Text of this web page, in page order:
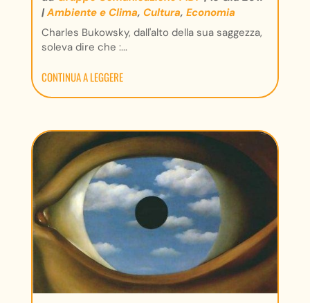
|Ambiente e Clima, Cultura, Economia
Charles Bukowsky, dall'alto della sua saggezza,
soleva dire che :...
CONTINUA A LEGGERE